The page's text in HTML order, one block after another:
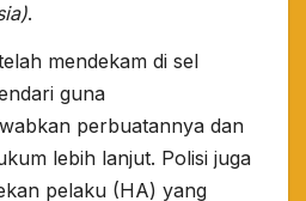
.
mendekam di sel
guna
perbuatannya dan
lebih lanjut. Polisi juga
pelaku (HA) yang